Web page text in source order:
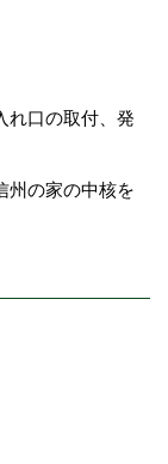
れ口の取付、発
州の家の中核を